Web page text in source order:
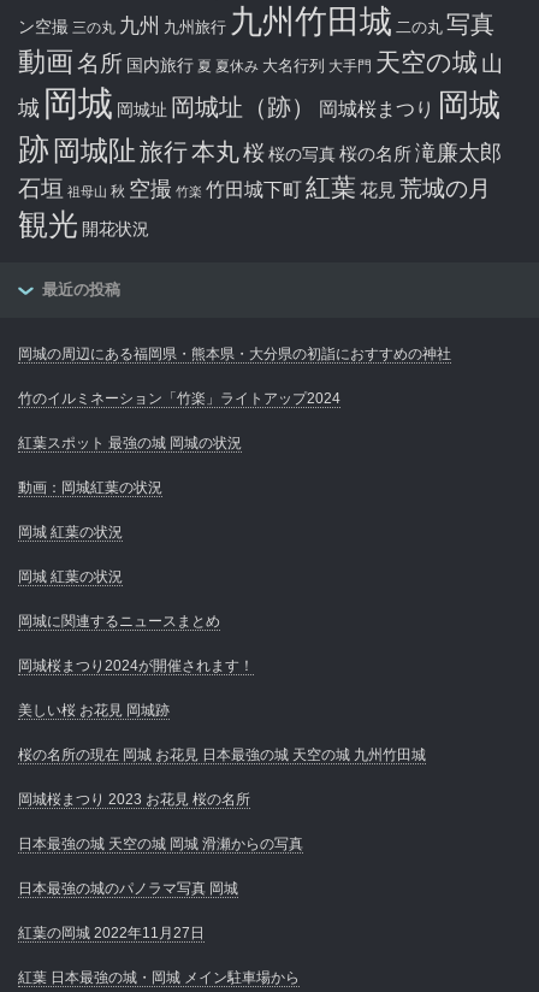
ン空撮 三の丸 九州 九州旅行 九州竹田城 二の丸 写真
動画名所 国内旅行 夏 夏休み 大名行列 大手門 天空の城 山
城 岡城 岡城址 岡城址（跡） 岡城桜まつり 岡城
跡 岡城阯旅行本丸桜桜の写真桜の名所滝廉太郎
石垣 祖母山 秋 空撮 竹楽 竹田城下町紅葉 花見 荒城の月
観光 開花状況
最近の投稿
岡城の周辺にある福岡県・熊本県・大分県の初詣におすすめの神社
竹のイルミネーション「竹楽」ライトアップ2024
紅葉スポット 最強の城 岡城の状況
動画：岡城紅葉の状況
岡城 紅葉の状況
岡城 紅葉の状況
岡城に関連するニュースまとめ
岡城桜まつり2024が開催されます！
美しい桜 お花見 岡城跡
桜の名所の現在 岡城 お花見 日本最強の城 天空の城 九州竹田城
岡城桜まつり 2023 お花見 桜の名所
日本最強の城 天空の城 岡城 滑瀬からの写真
日本最強の城のパノラマ写真 岡城
紅葉の岡城 2022年11月27日
紅葉 日本最強の城・岡城 メイン駐車場から